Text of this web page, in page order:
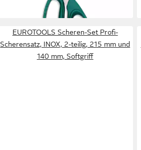
EUROTOOLS Scheren-Set Profi-
Scherensatz, INOX, 2-teilig, 215 mm und
140 mm, Softgriff